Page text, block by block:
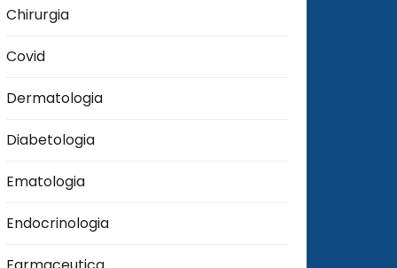
Chirurgia
Covid
Dermatologia
Diabetologia
Ematologia
Endocrinologia